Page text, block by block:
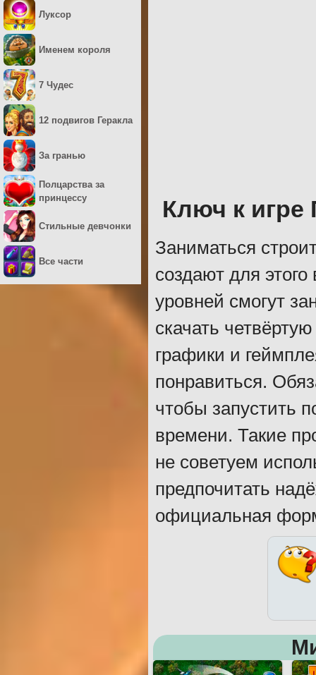
Ключ к игре
Заниматься
создают для
уровней смогут
скачать
графики и
понравиться.
чтобы запустить
времени. Такие
не советуем
предпочитать
официальная
Луксор
Именем короля
7 Чудес
12 подвигов Геракла
За гранью
Полцарства за
принцессу
Стильные девчонки
Все части